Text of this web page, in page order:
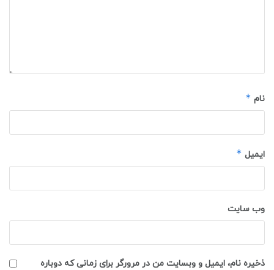
نام *
ایمیل *
وب‌ سایت
ذخیره نام، ایمیل و وبسایت من در مرورگر برای زمانی که دوباره